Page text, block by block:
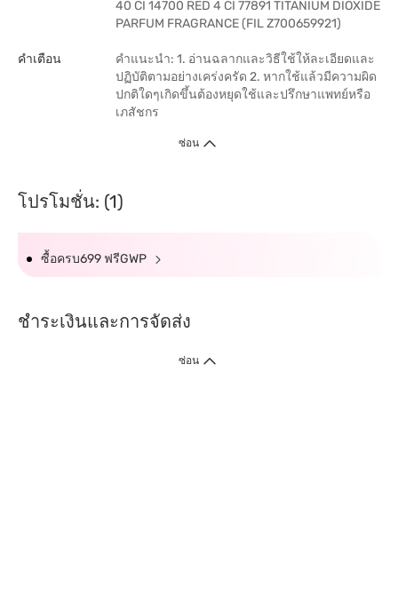
40 CI 14700 RED 4 CI 77891 TITANIUM DIOXIDE
PARFUM FRAGRANCE (FIL Z700659921)
คำเตือน
คำแนะนำ: 1. อ่านฉลากและวิธีใช้ให้ละเอียดและ
ปฏิบัติตามอย่างเคร่งครัด 2. หากใช้แล้วมีความผิด
ปกติใดๆเกิดขึ้นต้องหยุดใช้และปรึกษาแพทย์หรือ
เภสัชกร
ซ่อน
โปรโมชั่น: (1)
ซื้อครบ699 ฟรีGWP
ชำระเงินและการจัดส่ง
ซ่อน